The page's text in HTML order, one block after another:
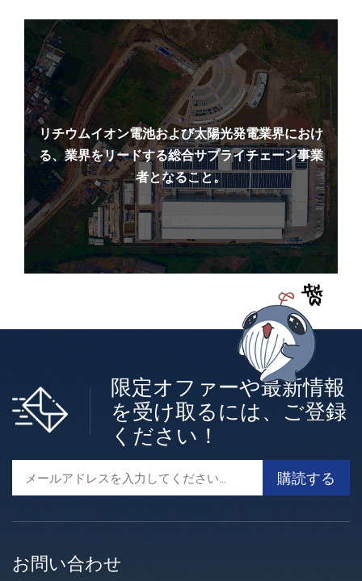
リチウムイオン電池および太陽光発電業界におけ
る、業界をリードする総合サプライチェーン事業
者となること。
限定オファーや最新情報
を受け取るには、ご登録
ください！
お問い合わせ